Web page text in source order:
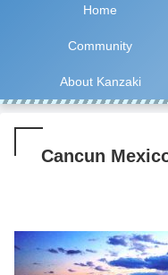
Home
Community
About Kanzaki
Cancun